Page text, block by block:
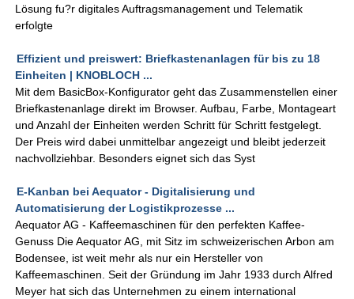
Lösung fu?r digitales Auftragsmanagement und Telematik
erfolgte
Effizient und preiswert: Briefkastenanlagen für bis zu 18
Einheiten | KNOBLOCH ...
Mit dem BasicBox-Konfigurator geht das Zusammenstellen einer
Briefkastenanlage direkt im Browser. Aufbau, Farbe, Montageart
und Anzahl der Einheiten werden Schritt für Schritt festgelegt.
Der Preis wird dabei unmittelbar angezeigt und bleibt jederzeit
nachvollziehbar. Besonders eignet sich das Syst
E-Kanban bei Aequator - Digitalisierung und
Automatisierung der Logistikprozesse ...
Aequator AG - Kaffeemaschinen für den perfekten Kaffee-
Genuss Die Aequator AG, mit Sitz im schweizerischen Arbon am
Bodensee, ist weit mehr als nur ein Hersteller von
Kaffeemaschinen. Seit der Gründung im Jahr 1933 durch Alfred
Meyer hat sich das Unternehmen zu einem international